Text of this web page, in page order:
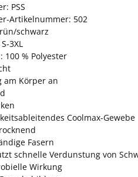
PSS
Artikelnummer: 502
schwarz
3XL
100 % Polyester
am Körper an
Coolmax-Gewebe
Fasern
schnelle Verdunstung von
Wirkung